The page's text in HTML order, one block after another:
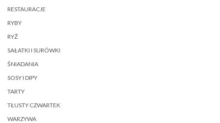
RESTAURACJE
RYBY
RYŻ
SAŁATKI I SURÓWKI
ŚNIADANIA
SOSY I DIPY
TARTY
TŁUSTY CZWARTEK
WARZYWA